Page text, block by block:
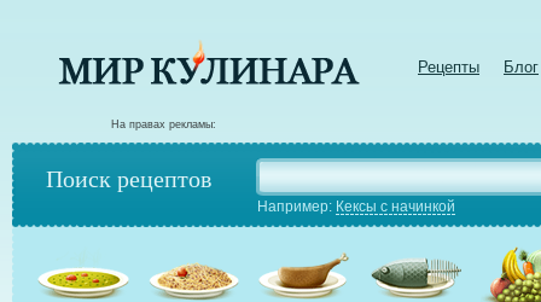
Рецепты Блог
На правах рекламы:
Поиск рецептов
Например: Кексы с начинкой